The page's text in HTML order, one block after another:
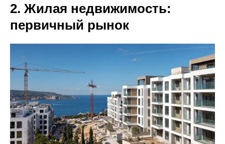
2. Жилая недвижимость:
первичный рынок